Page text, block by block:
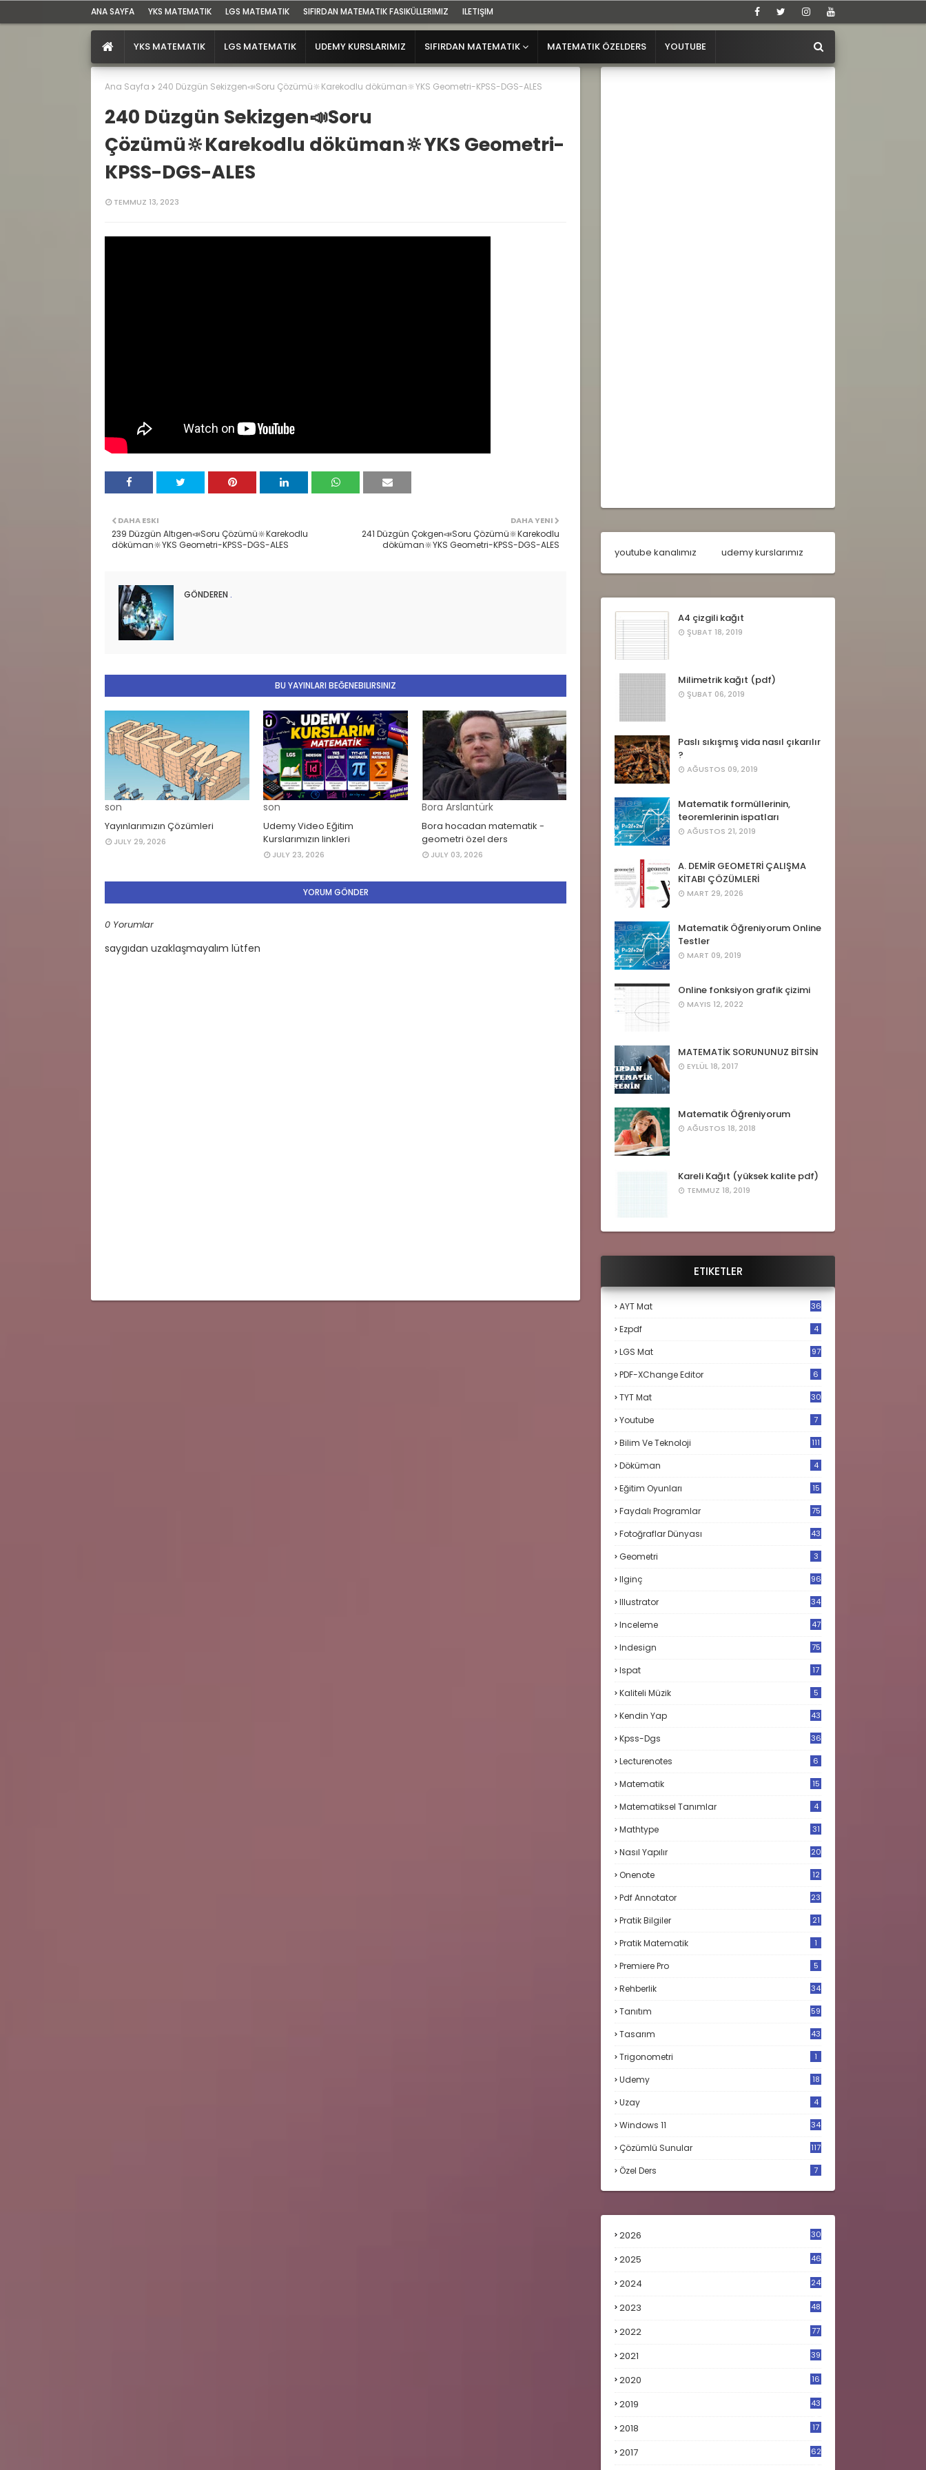
ANA SAYFA YKS MATEMATIK LGS MATEMATIK SIFIRDAN MATEMATIK FASIKÜLLERIMIZ ILETIŞIM
YKS MATEMATIK LGS MATEMATIK UDEMY KURSLARIMIZ SIFIRDAN MATEMATIK MATEMATIK ÖZELDERS YOUTUBE
Ana Sayfa 240 Düzgün Sekizgen📣Soru Çözümü🔆Karekodlu döküman🔆YKS Geometri-KPSS-DGS-ALES
240 Düzgün Sekizgen📣Soru
Çözümü🔆Karekodlu döküman🔆YKS Geometri-
KPSS-DGS-ALES
TEMMUZ 13, 2023
DAHA YENI
241 Düzgün Çokgen📣Soru Çözümü🔆Karekodlu
döküman🔆YKS Geometri-KPSS-DGS-ALES
DAHA ESKI
239 Düzgün Altıgen📣Soru Çözümü🔆Karekodlu
döküman🔆YKS Geometri-KPSS-DGS-ALES
GÖNDEREN .
BU YAYINLARI BEĞENEBILIRSINIZ
son
Yayınlarımızın Çözümleri
JULY 29, 2026
son
Udemy Video Eğitim
Kurslarımızın linkleri
JULY 23, 2026
Bora Arslantürk
Bora hocadan matematik -
geometri özel ders
JULY 03, 2026
YORUM GÖNDER
0 Yorumlar
saygıdan uzaklaşmayalım lütfen
youtube kanalımız udemy kurslarımız
A4 çizgili kağıt
ŞUBAT 18, 2019
Milimetrik kağıt (pdf)
ŞUBAT 06, 2019
Paslı sıkışmış vida nasıl çıkarılır
?
AĞUSTOS 09, 2019
Matematik formüllerinin,
teoremlerinin ispatları
AĞUSTOS 21, 2019
A. DEMİR GEOMETRİ ÇALIŞMA
KİTABI ÇÖZÜMLERİ
MART 29, 2026
Matematik Öğreniyorum Online
Testler
MART 09, 2019
Online fonksiyon grafik çizimi
MAYIS 12, 2022
MATEMATİK SORUNUNUZ BİTSİN
EYLÜL 18, 2017
Matematik Öğreniyorum
AĞUSTOS 18, 2018
Kareli Kağıt (yüksek kalite pdf)
TEMMUZ 18, 2019
ETIKETLER
AYT Mat 36
Ezpdf 4
LGS Mat 97
PDF-XChange Editor 6
TYT Mat 30
Youtube 7
Bilim Ve Teknoloji 111
Döküman 4
Eğitim Oyunları 15
Faydalı Programlar 75
Fotoğraflar Dünyası 43
Geometri 3
Ilginç 96
Illustrator 34
Inceleme 47
Indesign 75
Ispat
17
Kaliteli Müzik 5
Kendin Yap 43
Kpss-Dgs 36
Lecturenotes 6
Matematik
15
Matematiksel Tanımlar 4
Mathtype 31
Nasıl Yapılır 20
Onenote 12
Pdf Annotator 23
Pratik Bilgiler 21
Pratik Matematik 1
Premiere Pro 5
Rehberlik 34
Tanıtım 59
Tasarım 43
Trigonometri 1
Udemy 18
Uzay 4
Windows 11 34
Çözümlü Sunular 117
Özel Ders 7
2026 30
2025 46
2024 24
2023
48
2022 77
2021 39
2020
16
2019
43
2018
17
2017
62